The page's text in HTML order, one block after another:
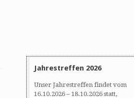
Jahrestreffen 2026
Unser Jahrestreffen findet vom
16.10.2026 – 18.10.2026 statt,